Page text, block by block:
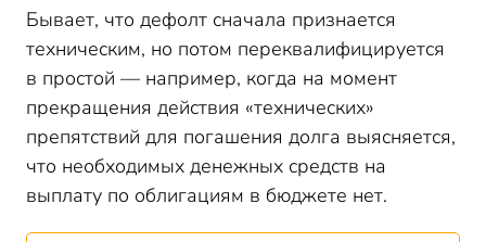
Бывает, что дефолт сначала признается
техническим, но потом переквалифицируется
в простой — например, когда на момент
прекращения действия «технических»
препятствий для погашения долга выясняется,
что необходимых денежных средств на
выплату по облигациям в бюджете нет.